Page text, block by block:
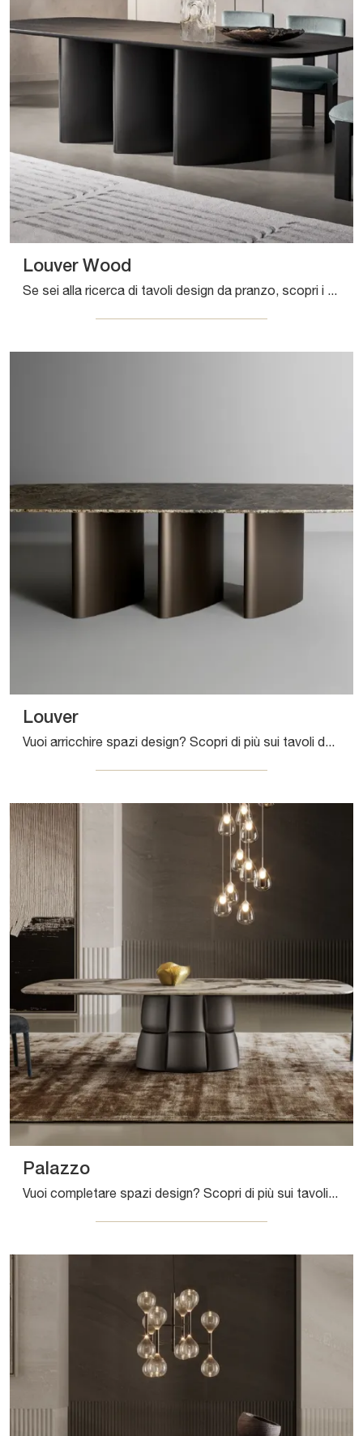
Louver Wood
Se sei alla ricerca di tavoli design da pranzo, scopri i modelli fissi di Bonaldo: clicca e scopri il modello Louver Wood in legno.
Louver
Vuoi arricchire spazi design? Scopri di più sui tavoli design fissi: il modello da pranzo Louver ti aspetta.
Palazzo
Vuoi completare spazi design? Scopri di più sui tavoli design fissi: il modello da pranzo Palazzo ti aspetta.